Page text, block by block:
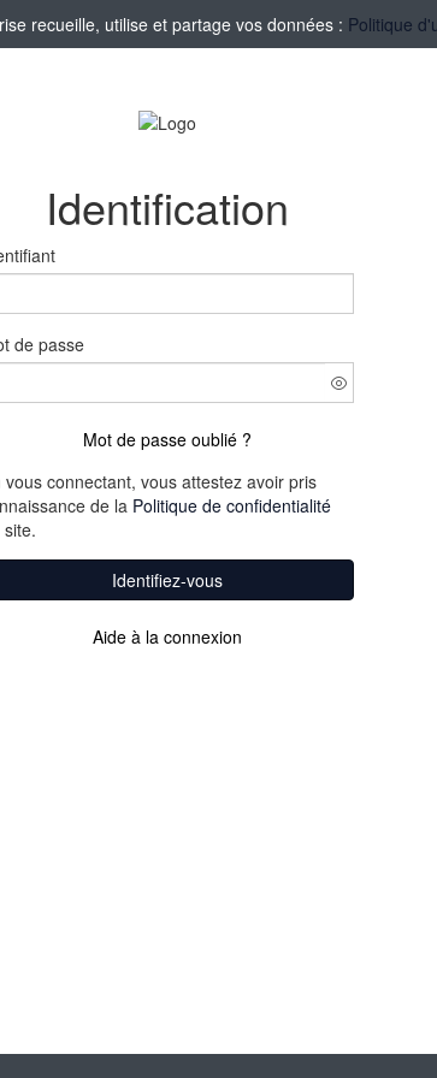
recueille, utilise et partage vos données : Politique
Identification
de passe
Mot de passe oublié ?
vous connectant, vous attestez avoir pris
de la Politique de confidentialité
Identifiez-vous
Aide à la connexion